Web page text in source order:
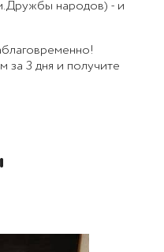
народов) - и
за 3 дня и получите